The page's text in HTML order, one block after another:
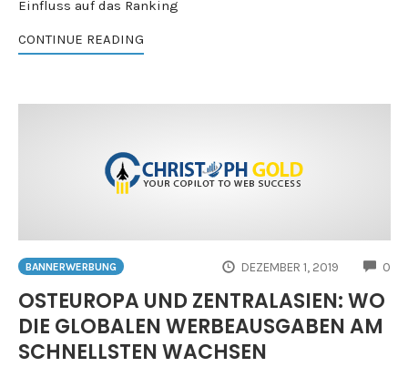
Einfluss auf das Ranking
CONTINUE READING
BANNERWERBUNG DEZEMBER 1, 2019 0
OSTEUROPA UND ZENTRALASIEN: WO
DIE GLOBALEN WERBEAUSGABEN AM
SCHNELLSTEN WACHSEN